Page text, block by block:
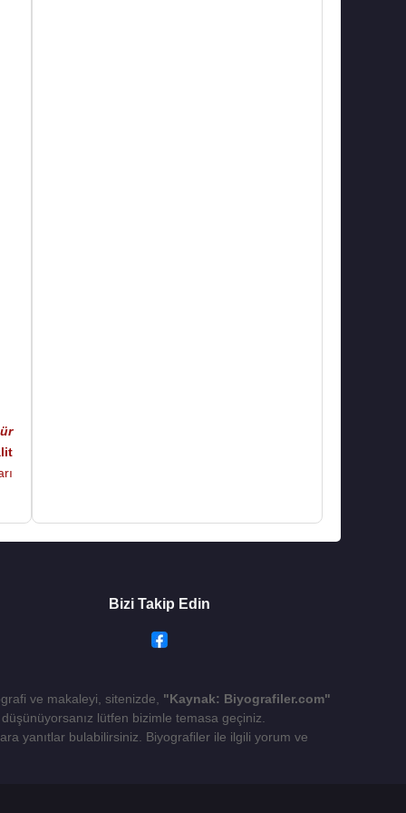
Bizi Takip Edin
ve makaleyi, sitenizde, "Kaynak: Biyografiler.com"
lütfen bizimle temasa geçiniz.
yanıtlar bulabilirsiniz. Biyografiler ile ilgili yorum ve